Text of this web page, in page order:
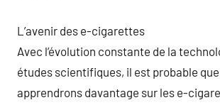
L’avenir des e-cigarettes
Avec l’évolution constante de la
études scientifiques, il est probable
apprendrons davantage sur les e-